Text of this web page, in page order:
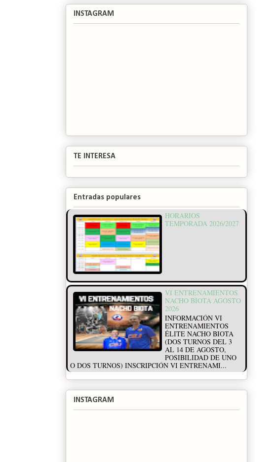
INSTAGRAM
TE INTERESA
Entradas populares
HORARIOS
TEMPORADA 2026/2027
VI ENTRENAMIENTOS
NACHO BIOTA AGOSTO
2026
INFORMACIÓN VI
ENTRENAMIENTOS
ÉLITE NACHO BIOTA
(DOS TURNOS DEL 3
AL 14 DE AGOSTO,
POSIBILIDAD DE UNO
O DOS TURNOS) INSCRIPCIÓN VI ENTRENAMI...
INSTAGRAM